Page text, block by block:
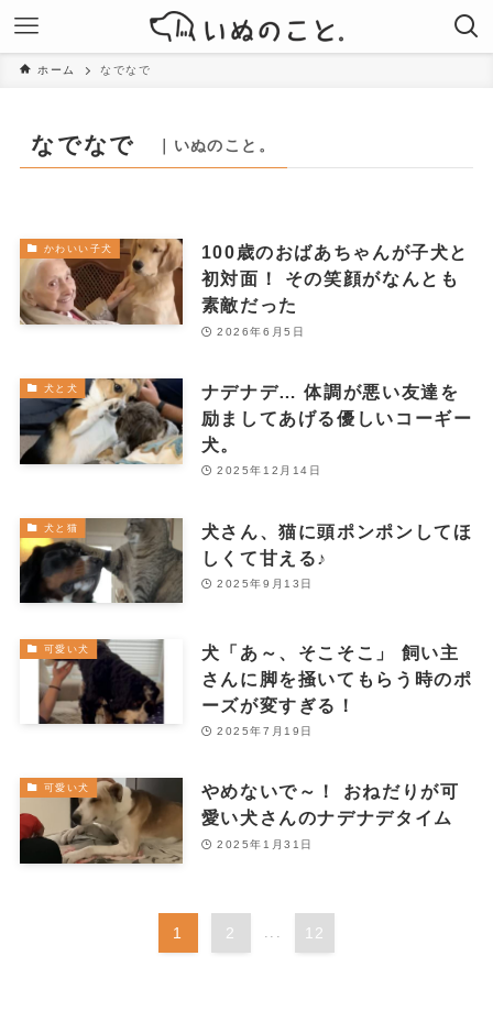
ホーム なでなで
なでなで ｜いぬのこと。
かわいい子犬
100歳のおばあちゃんが子犬と
初対面！ その笑顔がなんとも
素敵だった
2026年6月5日
犬と犬
ナデナデ… 体調が悪い友達を
励ましてあげる優しいコーギー
犬。
2025年12月14日
犬と猫
犬さん、猫に頭ポンポンしてほ
しくて甘える♪
2025年9月13日
可愛い犬
犬「あ～、そこそこ」 飼い主
さんに脚を掻いてもらう時のポ
ーズが変すぎる！
2025年7月19日
可愛い犬
やめないで～！ おねだりが可
愛い犬さんのナデナデタイム
2025年1月31日
1 2 ... 12